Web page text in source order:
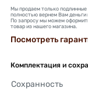
Мы продаем только
полностью вернем Вам деньги
По запросу мы можем
товар из нашего магазина.
Посмотреть
Комплектация и
Сохранность